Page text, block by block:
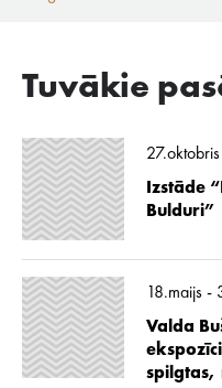
Tuvākie
Izstāde
Bulduri”
18.maijs -
Valda
spilgtas,